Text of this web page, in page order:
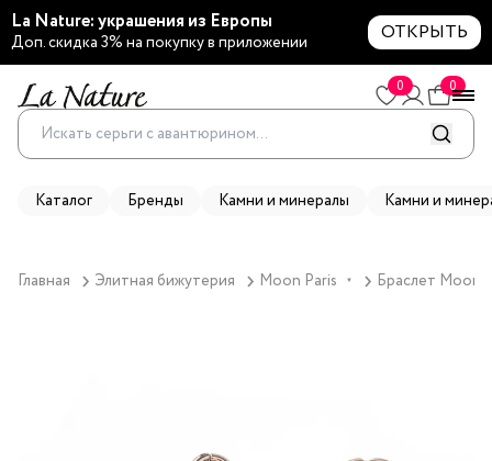
La Nature: украшения из Европы
Доп. скидка 3% на покупку в приложении ОТКРЫТЬ
0 0
Каталог Бренды Камни и минералы Камни и
Главная Элитная бижутерия Moon Paris ▼ Браслет Moon